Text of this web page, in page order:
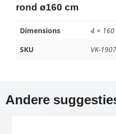
rond ø160 cm
Dimensions
4 ×
SKU
VK-
Andere